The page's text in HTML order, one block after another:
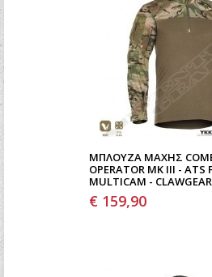
ΜΠΛΟΎΖΑ ΜΆΧΗΣ
OPERATOR MK III - ATS
MULTICAM - CLAWGEAR
€ 159,90